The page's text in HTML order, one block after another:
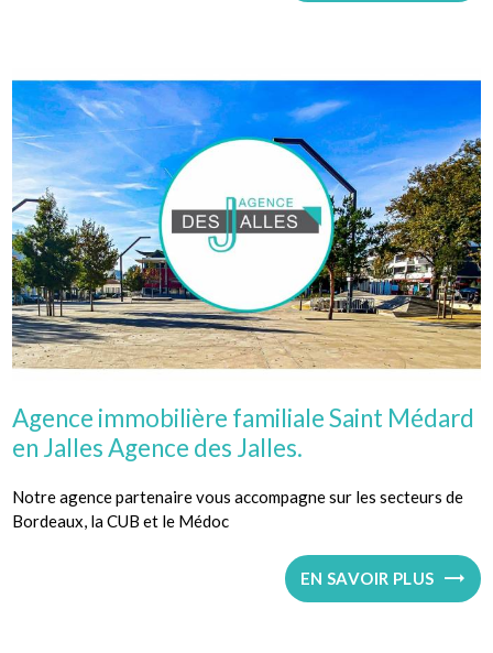
Agence immobilière familiale Saint Médard
en Jalles Agence des Jalles.
Notre agence partenaire vous accompagne sur les secteurs de
Bordeaux, la CUB et le Médoc
EN SAVOIR PLUS